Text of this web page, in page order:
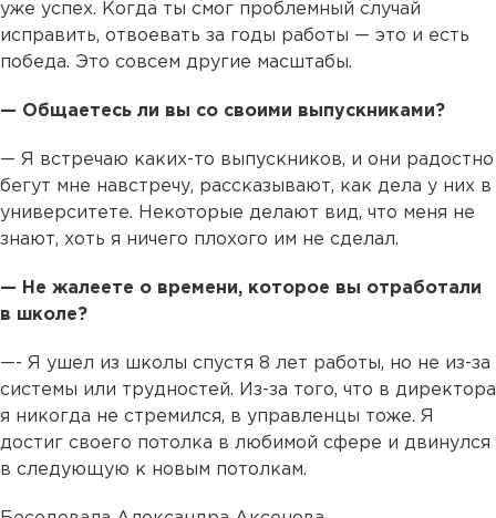
уже успех. Когда ты смог проблемный случай
исправить, отвоевать за годы работы — это и есть
победа. Это совсем другие масштабы.
— Общаетесь ли вы со своими выпускниками?
— Я встречаю каких-то выпускников, и они радостно
бегут мне навстречу, рассказывают, как дела у них в
университете. Некоторые делают вид, что меня не
знают, хоть я ничего плохого им не сделал.
— Не жалеете о времени, которое вы отработали
в школе?
—- Я ушел из школы спустя 8 лет работы, но не из-за
системы или трудностей. Из-за того, что в директора
я никогда не стремился, в управленцы тоже. Я
достиг своего потолка в любимой сфере и двинулся
в следующую к новым потолкам.